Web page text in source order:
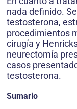
nada definido.
testosterona,
procedimientos
cirugía y
neurectomía
casos
testosterona.
Sumario